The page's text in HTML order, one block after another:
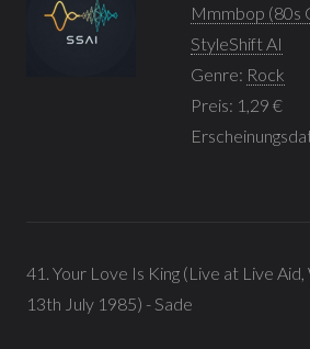
Mmmbop (80s
StyleShift AI
Genre: Rock
Preis: 1,29 €
41. Your Love Is King (Live at Live
13th July 1985) - Sade